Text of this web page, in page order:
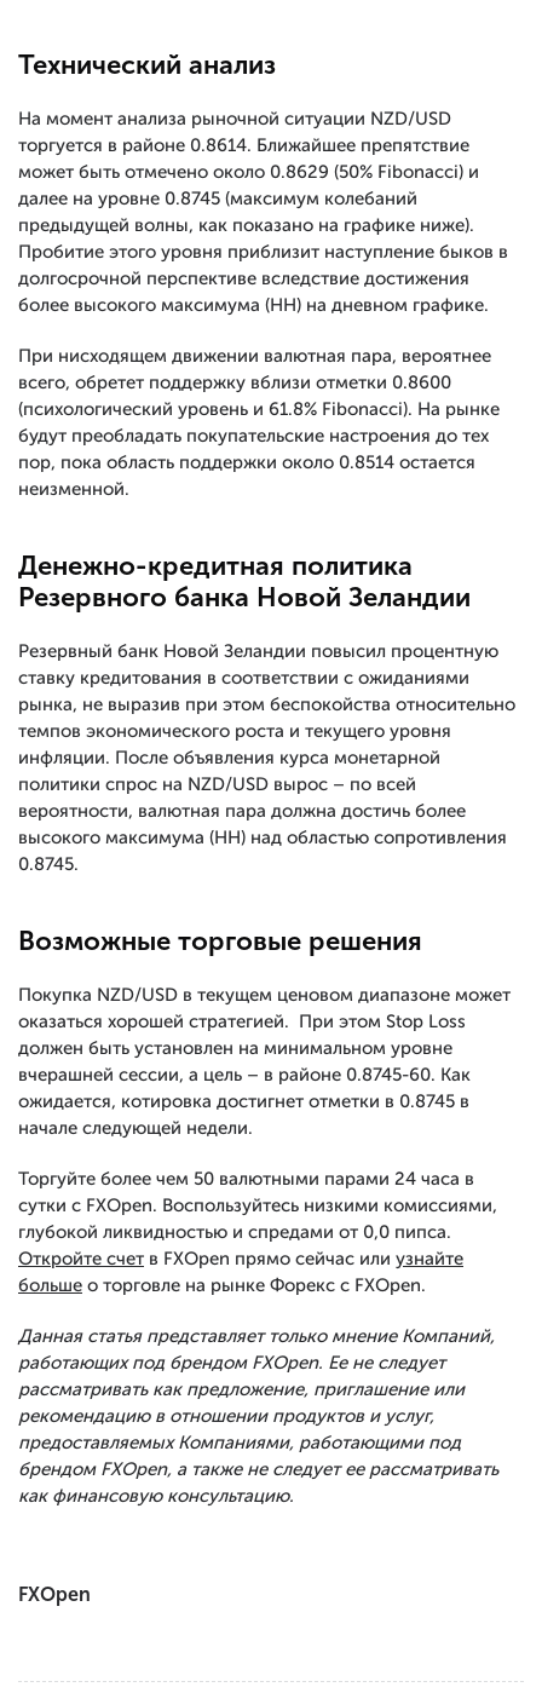
Технический анализ
На момент анализа рыночной ситуации NZD/USD
торгуется в районе 0.8614. Ближайшее препятствие
может быть отмечено около 0.8629 (50% Fibonacci) и
далее на уровне 0.8745 (максимум колебаний
предыдущей волны, как показано на графике ниже).
Пробитие этого уровня приблизит наступление быков в
долгосрочной перспективе вследствие достижения
более высокого максимума (HH) на дневном графике.
При нисходящем движении валютная пара, вероятнее
всего, обретет поддержку вблизи отметки 0.8600
(психологический уровень и 61.8% Fibonacci). На рынке
будут преобладать покупательские настроения до тех
пор, пока область поддержки около 0.8514 остается
неизменной.
Денежно-кредитная политика
Резервного банка Новой Зеландии
Резервный банк Новой Зеландии повысил процентную
ставку кредитования в соответствии с ожиданиями
рынка, не выразив при этом беспокойства относительно
темпов экономического роста и текущего уровня
инфляции. После объявления курса монетарной
политики спрос на NZD/USD вырос – по всей
вероятности, валютная пара должна достичь более
высокого максимума (HH) над областью сопротивления
0.8745.
Возможные торговые решения
Покупка NZD/USD в текущем ценовом диапазоне может
оказаться хорошей стратегией. При этом Stop Loss
должен быть установлен на минимальном уровне
вчерашней сессии, а цель – в районе 0.8745-60. Как
ожидается, котировка достигнет отметки в 0.8745 в
начале следующей недели.
Торгуйте более чем 50 валютными парами 24 часа в
сутки с FXOpen. Воспользуйтесь низкими комиссиями,
глубокой ликвидностью и спредами от 0,0 пипса.
Откройте счет в FXOpen прямо сейчас или узнайте
больше о торговле на рынке Форекс с FXOpen.
Данная статья представляет только мнение Компаний,
работающих под брендом FXOpen. Ее не следует
рассматривать как предложение, приглашение или
рекомендацию в отношении продуктов и услуг,
предоставляемых Компаниями, работающими под
брендом FXOpen, а также не следует ее рассматривать
как финансовую консультацию.
FXOpen